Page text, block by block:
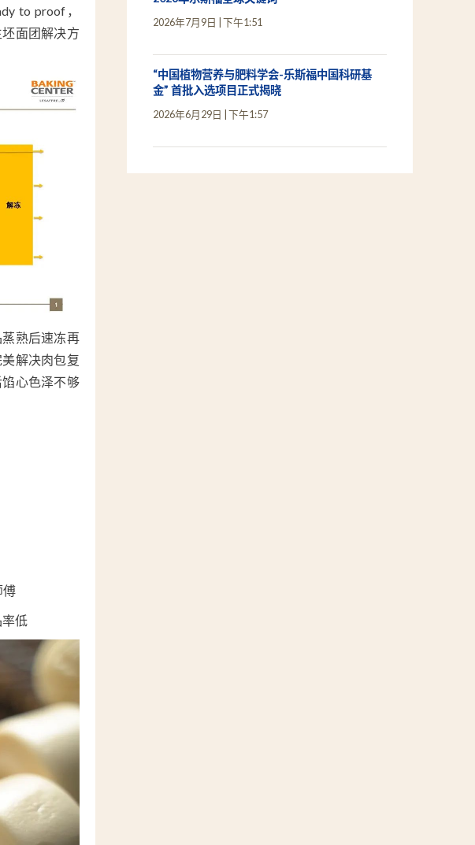
to proof，
面团解决方
熟后速冻再
解决肉包复
心色泽不够
傅
低
2026年7月9日 下午1:51
“中国植物营养与肥料学会-乐斯福中国科研基
金” 首批入选项目正式揭晓
2026年6月29日 下午1:57